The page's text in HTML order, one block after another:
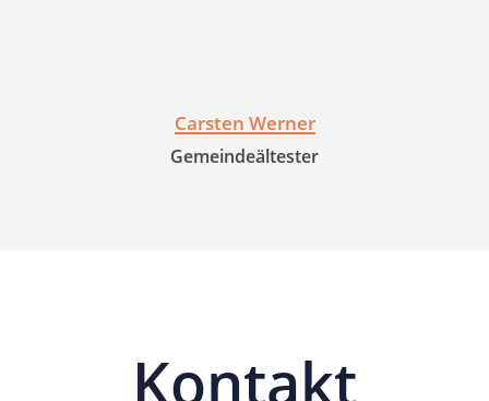
Carsten Werner
Gemeindeältester
Kontakt